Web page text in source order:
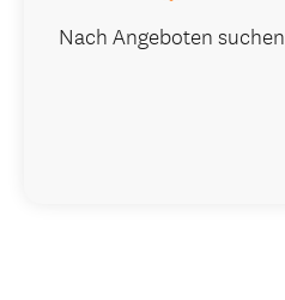
Nach Angeboten suchen